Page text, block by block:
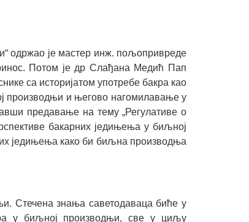
одржао је мастер инж. пољопривреде
Потом је др Слађана Медић Пап
са историјатом употребе бакра као
производњи и његово нагомилавање у
предавање на тему „Регулативе о
бакарних једињења у биљној
једињења како би биљна производња
Стечена знања саветодаваца биће у
у биљној производњи, све у циљу